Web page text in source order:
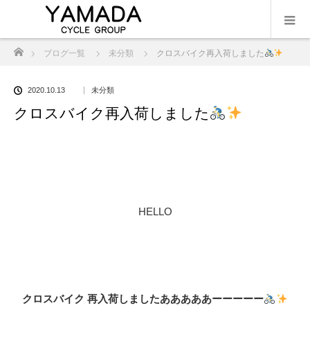
ブログ一覧 未分類 クロスバイク再入荷しました
2020.10.13 未分類
クロスバイク再入荷しました
HELLO
クロスバイク 再入荷しましたあああああーーーーー